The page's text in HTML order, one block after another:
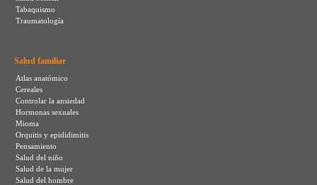
Tabaquismo
Traumatología
Salud familiar
Atlas anatómico
Cereales
Controlar la ansiedad
Hormonas sexuales
Mioma
Orquitis y epididimitis
Pensamiento
Salud del niño
Salud de la mujer
Salud del hombre